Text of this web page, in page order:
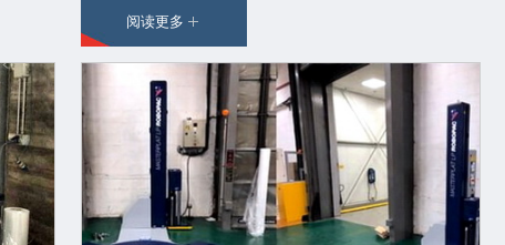
阅读更多